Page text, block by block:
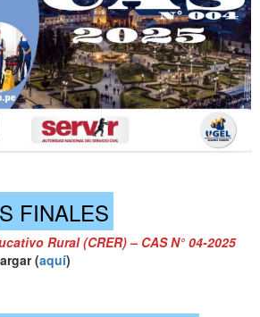
FINALES
Rural (CRER) – CAS N° 04-2025
(aquí)